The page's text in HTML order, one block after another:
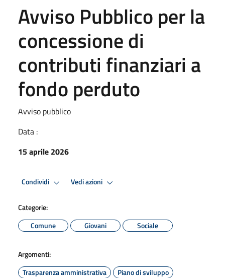
Avviso Pubblico per la
concessione di
contributi finanziari a
fondo perduto
Avviso pubblico
Data :
15 aprile 2026
Condividi Vedi azioni
Categorie:
Comune
Giovani Sociale
Argomenti:
Trasparenza amministrativa
Piano di sviluppo